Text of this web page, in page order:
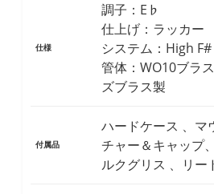
仕様
調子：E♭
仕上げ：ラッカー
システム：High
管体：WO10ブラ
ズブラス製
付属品
ハードケース 、マ
チャー＆キャップ
ルクグリス 、リー